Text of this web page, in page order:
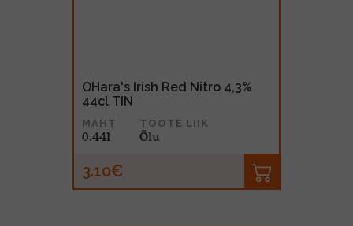
OHara's Irish Red Nitro 4,3%
44cl TIN
MAHT
0.44l
TOOTE LIIK
Õlu
3.10€